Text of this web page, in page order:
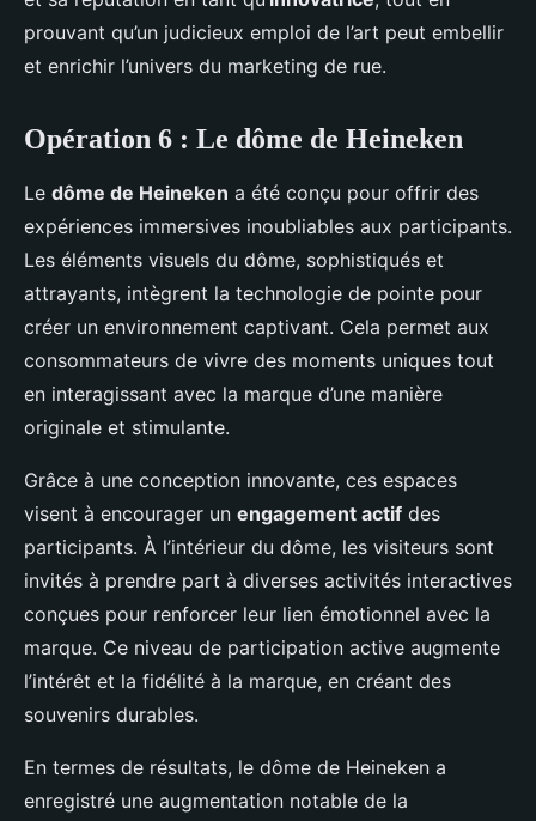
prouvant qu’un judicieux emploi de l’art peut embellir
et enrichir l’univers du marketing de rue.
Opération 6 : Le dôme de Heineken
Le dôme de Heineken a été conçu pour offrir des
expériences immersives inoubliables aux participants.
Les éléments visuels du dôme, sophistiqués et
attrayants, intègrent la technologie de pointe pour
créer un environnement captivant. Cela permet aux
consommateurs de vivre des moments uniques tout
en interagissant avec la marque d’une manière
originale et stimulante.
Grâce à une conception innovante, ces espaces
visent à encourager un engagement actif des
participants. À l’intérieur du dôme, les visiteurs sont
invités à prendre part à diverses activités interactives
conçues pour renforcer leur lien émotionnel avec la
marque. Ce niveau de participation active augmente
l’intérêt et la fidélité à la marque, en créant des
souvenirs durables.
En termes de résultats, le dôme de Heineken a
enregistré une augmentation notable de la